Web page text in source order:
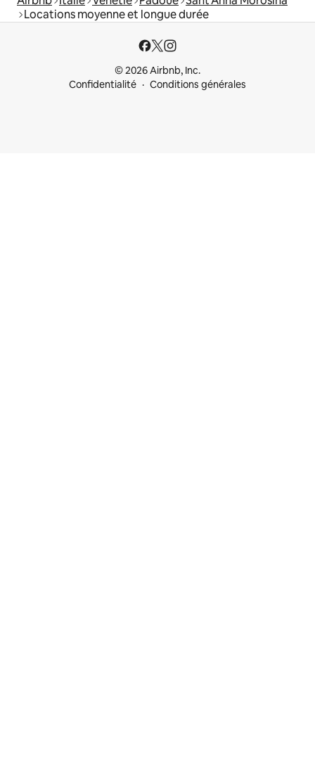
Locations moyenne et longue durée
© 2026 Airbnb, Inc.
Confidentialité
Conditions générales